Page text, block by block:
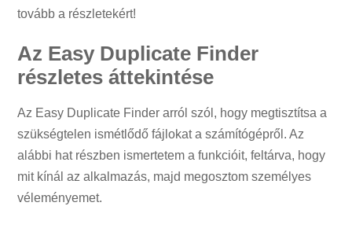
tovább a részletekért!
Az Easy Duplicate Finder
részletes áttekintése
Az Easy Duplicate Finder arról szól, hogy megtisztítsa a
szükségtelen ismétlődő fájlokat a számítógépről. Az
alábbi hat részben ismertetem a funkcióit, feltárva, hogy
mit kínál az alkalmazás, majd megosztom személyes
véleményemet.